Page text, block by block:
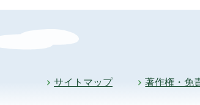
サイトマップ 著作権・免